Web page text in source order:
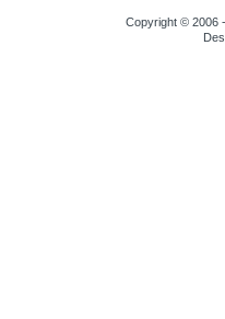
Copyright © 2006